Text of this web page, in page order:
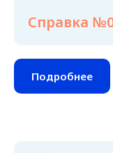
Справка
Подробнее